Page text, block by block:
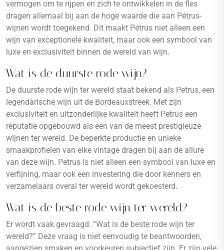
vermogen om te rijpen en zich te ontwikkelen in de fles
dragen allemaal bij aan de hoge waarde die aan Pétrus-
wijnen wordt toegekend. Dit maakt Pétrus niet alleen een
wijn van exceptionele kwaliteit, maar ook een symbool van
luxe en exclusiviteit binnen de wereld van wijn.
Wat is de duurste rode wijn?
De duurste rode wijn ter wereld staat bekend als Petrus, een
legendarische wijn uit de Bordeauxstreek. Met zijn
exclusiviteit en uitzonderlijke kwaliteit heeft Petrus een
reputatie opgebouwd als een van de meest prestigieuze
wijnen ter wereld. De beperkte productie en unieke
smaakprofielen van elke vintage dragen bij aan de allure
van deze wijn. Petrus is niet alleen een symbool van luxe en
verfijning, maar ook een investering die door kenners en
verzamelaars overal ter wereld wordt gekoesterd.
Wat is de beste rode wijn ter wereld?
Er wordt vaak gevraagd: “Wat is de beste rode wijn ter
wereld?” Deze vraag is niet eenvoudig te beantwoorden,